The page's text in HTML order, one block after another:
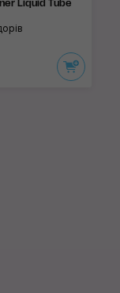
Liquid Tube